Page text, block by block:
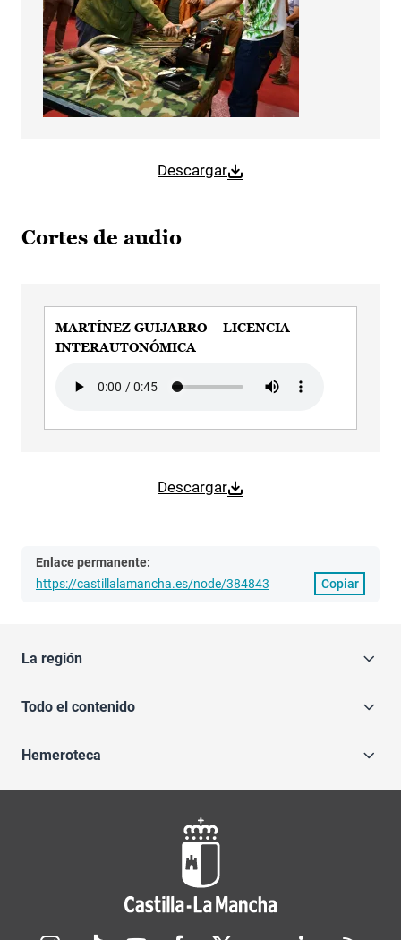
Descargar
Cortes de audio
Descargar
MARTÍNEZ GUIJARRO – LICENCIA
INTERAUTONÓMICA
Enlace permanente:
https://castillalamancha.es/node/384843
Copiar
La región
Todo el contenido
Hemeroteca